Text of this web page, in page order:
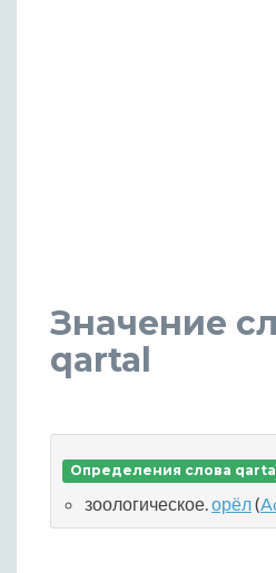
Значение
qartal
Определения слова qartal
зоологическое.орёл(